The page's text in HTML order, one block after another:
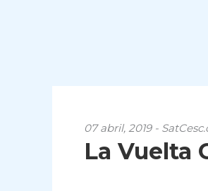
07 abril, 2019 -
La Vuelta